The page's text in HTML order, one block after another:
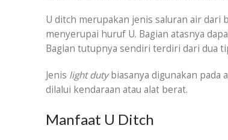
U ditch merupakan jenis saluran air dari
menyerupai huruf U. Bagian atasnya
Bagian tutupnya sendiri terdiri dari dua
Jenis light dutybiasanya digunakan pada
dilalui kendaraan atau alat berat.
Manfaat U Ditch